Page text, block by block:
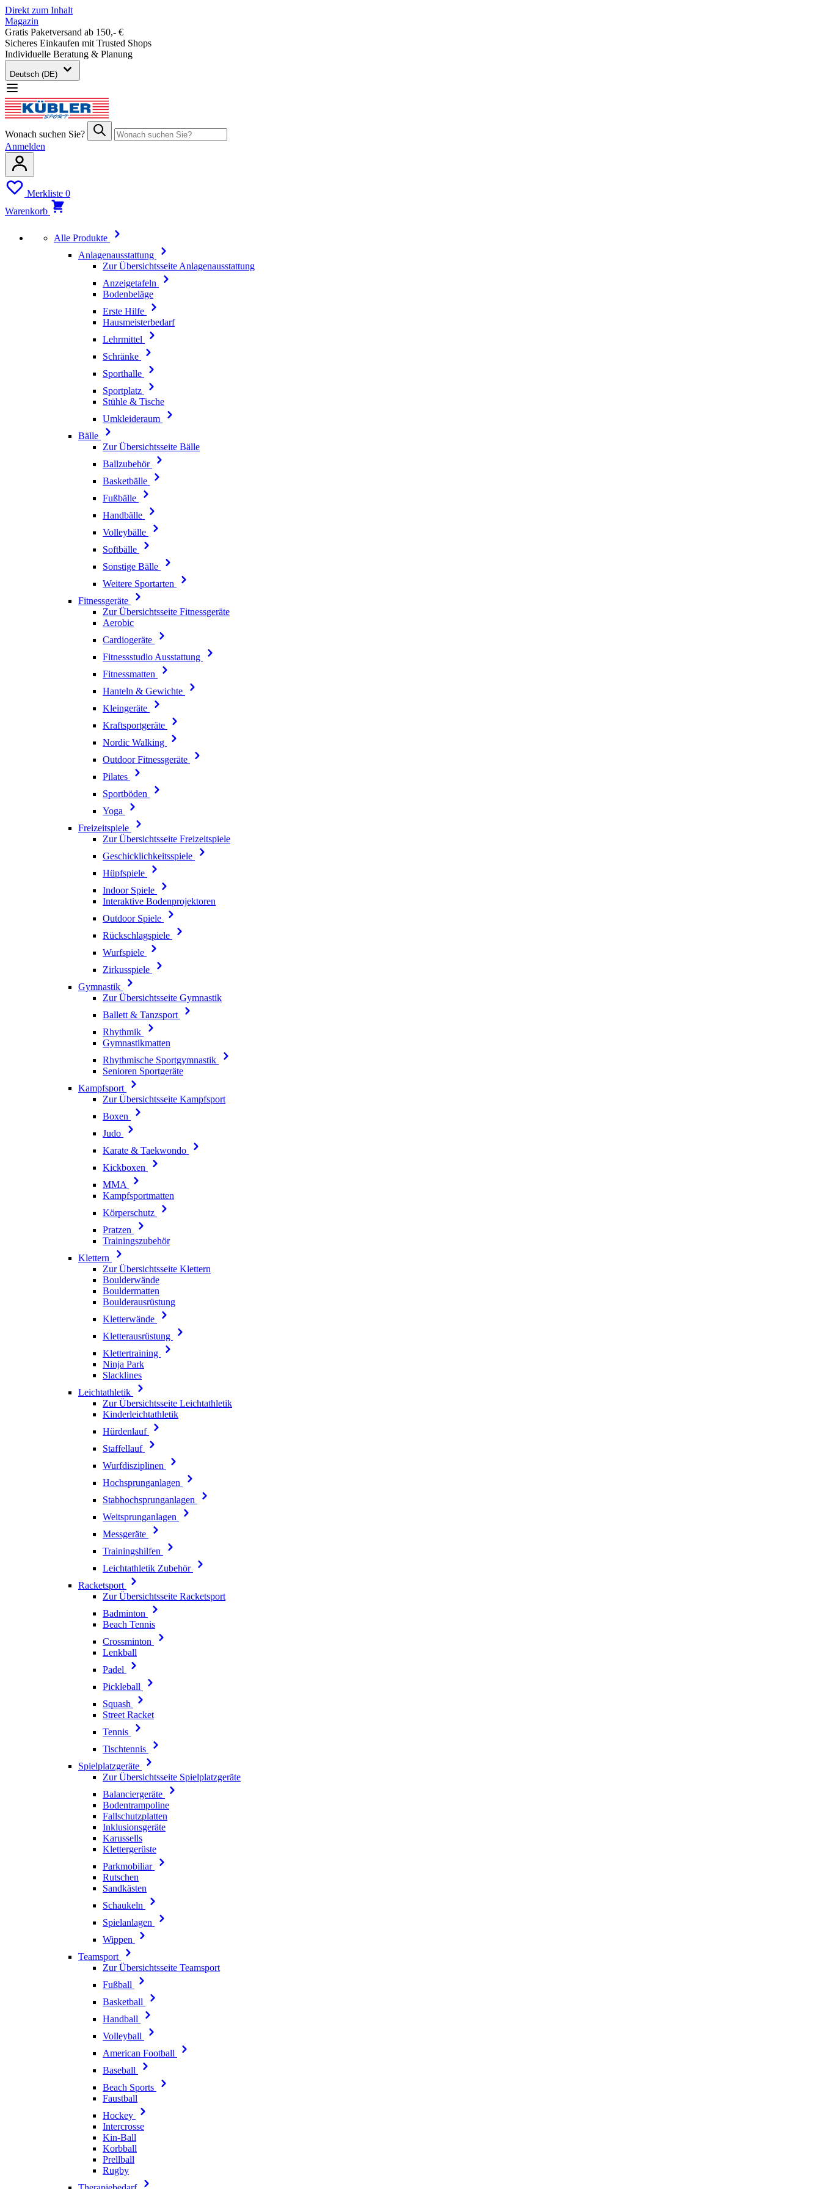
Direkt zum Inhalt
Magazin
Gratis Paketversand ab 150,- €
Sicheres Einkaufen mit Trusted Shops
Individuelle Beratung & Planung
Deutsch (DE)
Wonach suchen Sie?
Anmelden
Merkliste 0
Warenkorb
Alle Produkte
Anlagenausstattung
Zur Übersichtsseite Anlagenausstattung
Anzeigetafeln
Bodenbeläge
Erste Hilfe
Hausmeisterbedarf
Lehrmittel
Schränke
Sporthalle
Sportplatz
Stühle & Tische
Umkleideraum
Bälle
Zur Übersichtsseite Bälle
Ballzubehör
Basketbälle
Fußbälle
Handbälle
Volleybälle
Softbälle
Sonstige Bälle
Weitere Sportarten
Fitnessgeräte
Zur Übersichtsseite Fitnessgeräte
Aerobic
Cardiogeräte
Fitnessstudio Ausstattung
Fitnessmatten
Hanteln & Gewichte
Kleingeräte
Kraftsportgeräte
Nordic Walking
Outdoor Fitnessgeräte
Pilates
Sportböden
Yoga
Freizeitspiele
Zur Übersichtsseite Freizeitspiele
Geschicklichkeitsspiele
Hüpfspiele
Indoor Spiele
Interaktive Bodenprojektoren
Outdoor Spiele
Rückschlagspiele
Wurfspiele
Zirkusspiele
Gymnastik
Zur Übersichtsseite Gymnastik
Ballett & Tanzsport
Rhythmik
Gymnastikmatten
Rhythmische Sportgymnastik
Senioren Sportgeräte
Kampfsport
Zur Übersichtsseite Kampfsport
Boxen
Judo
Karate & Taekwondo
Kickboxen
MMA
Kampfsportmatten
Körperschutz
Pratzen
Trainingszubehör
Klettern
Zur Übersichtsseite Klettern
Boulderwände
Bouldermatten
Boulderausrüstung
Kletterwände
Kletterausrüstung
Klettertraining
Ninja Park
Slacklines
Leichtathletik
Zur Übersichtsseite Leichtathletik
Kinderleichtathletik
Hürdenlauf
Staffellauf
Wurfdisziplinen
Hochsprunganlagen
Stabhochsprunganlagen
Weitsprunganlagen
Messgeräte
Trainingshilfen
Leichtathletik Zubehör
Racketsport
Zur Übersichtsseite Racketsport
Badminton
Beach Tennis
Crossminton
Lenkball
Padel
Pickleball
Squash
Street Racket
Tennis
Tischtennis
Spielplatzgeräte
Zur Übersichtsseite Spielplatzgeräte
Balanciergeräte
Bodentrampoline
Fallschutzplatten
Inklusionsgeräte
Karussells
Klettergerüste
Parkmobiliar
Rutschen
Sandkästen
Schaukeln
Spielanlagen
Wippen
Teamsport
Zur Übersichtsseite Teamsport
Fußball
Basketball
Handball
Volleyball
American Football
Baseball
Beach Sports
Faustball
Hockey
Intercrosse
Kin-Ball
Korbball
Prellball
Rugby